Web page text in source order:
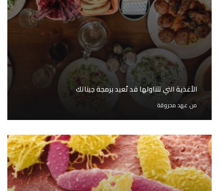
الأغذية التي تتناولها قد تُعيد برمجة جيناتك
من عهد محروقة